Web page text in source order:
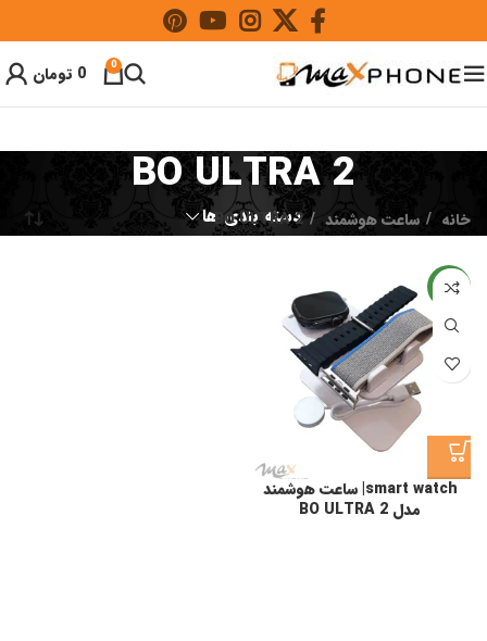
0
0 تومان
BO ULTRA 2
دسته بندی ها خانه ساعت هوشمند BO ULTRA 2
جدید
smart watch| ساعت هوشمند
مدل BO ULTRA 2